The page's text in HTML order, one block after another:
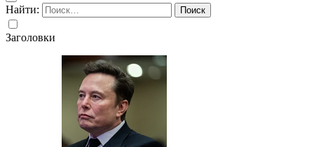
Найти:
Заголовки